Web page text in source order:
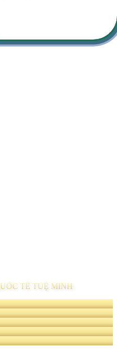
TẾ TUỆ MINH